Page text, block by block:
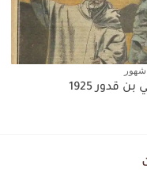
قدور 1925